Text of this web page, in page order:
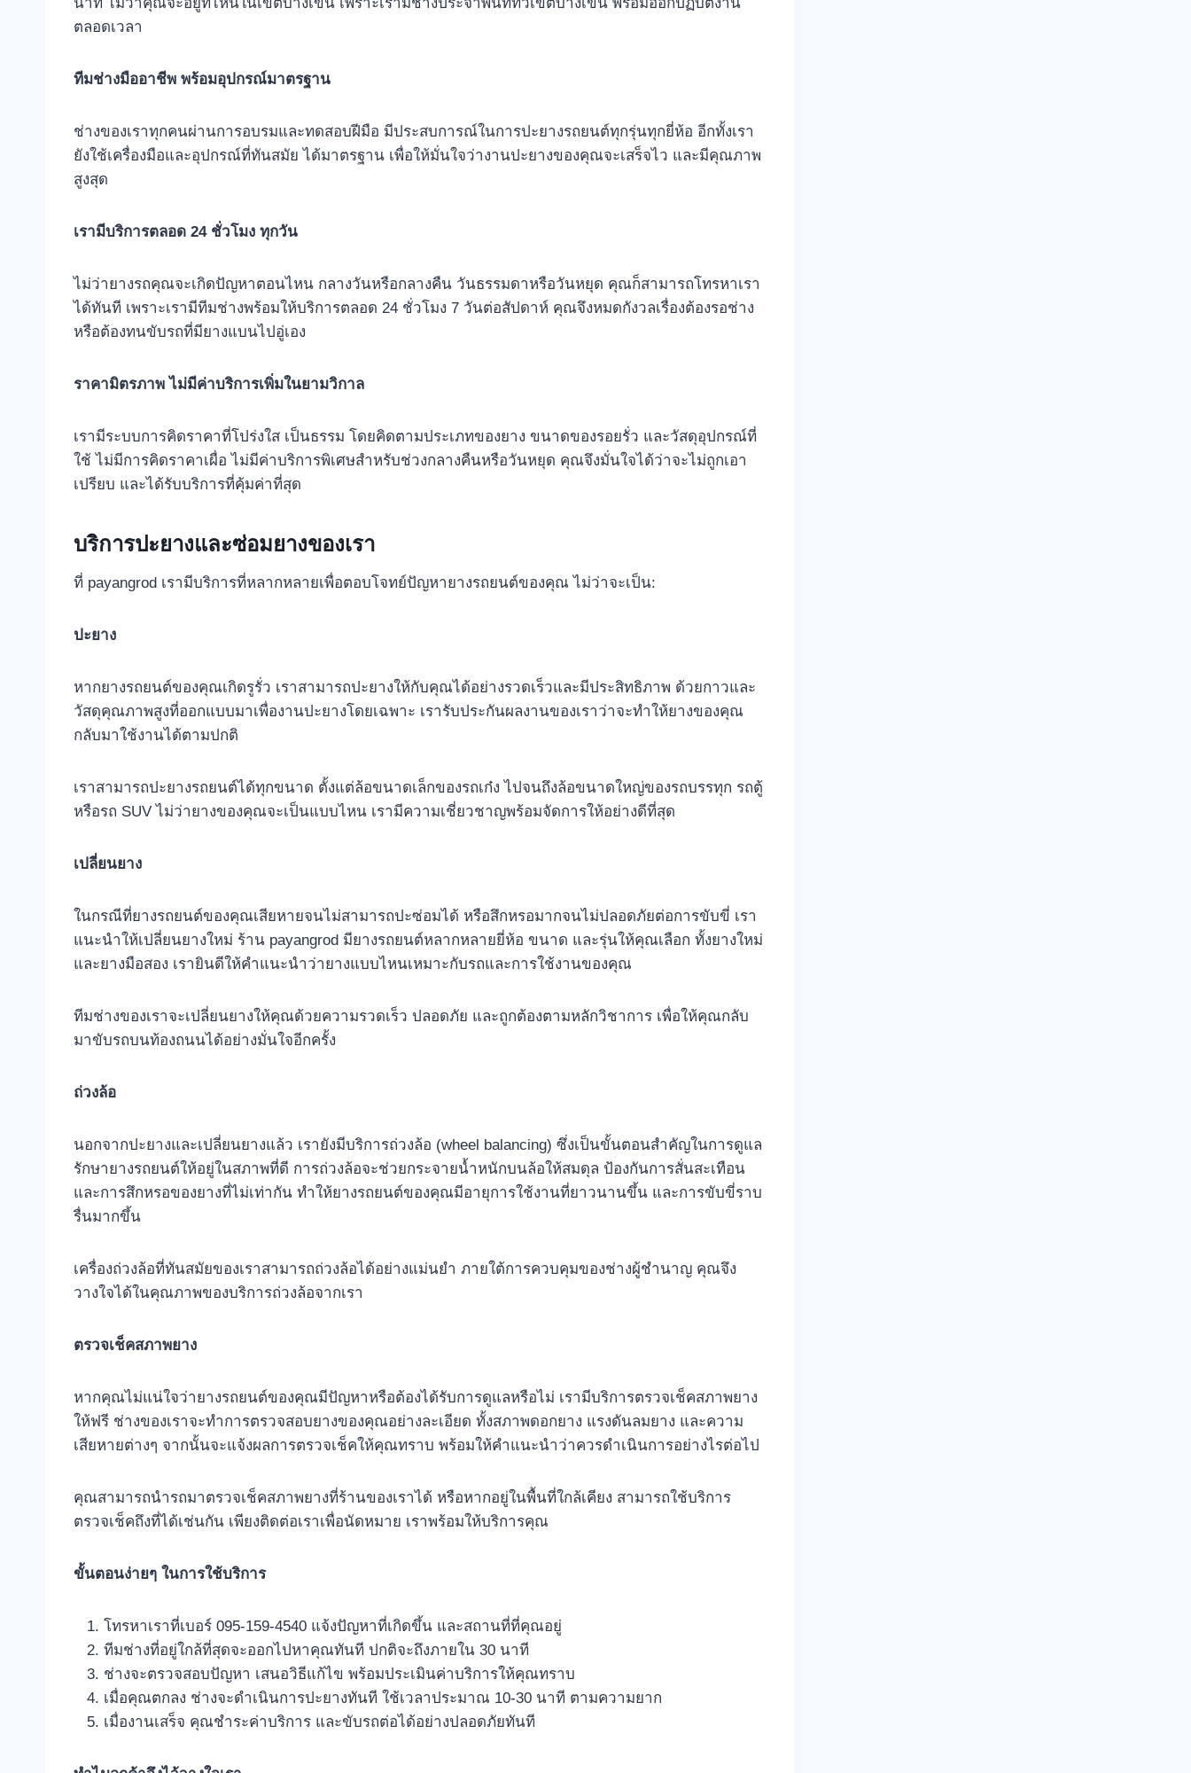
ตลอดเวลา
ทีมช่างมืออาชีพ พร้อมอุปกรณ์มาตรฐาน
ช่างของเราทุกคนผ่านการอบรมและทดสอบฝีมือ มีประสบการณ์ในการปะยางรถยนต์ทุกรุ่นทุกยี่ห้อ อีกทั้งเรา
ยังใช้เครื่องมือและอุปกรณ์ที่ทันสมัย ได้มาตรฐาน เพื่อให้มั่นใจว่างานปะยางของคุณจะเสร็จไว และมีคุณภาพ
สูงสุด
เรามีบริการตลอด 24 ชั่วโมง ทุกวัน
ไม่ว่ายางรถคุณจะเกิดปัญหาตอนไหน กลางวันหรือกลางคืน วันธรรมดาหรือวันหยุด คุณก็สามารถโทรหาเรา
ได้ทันที เพราะเรามีทีมช่างพร้อมให้บริการตลอด 24 ชั่วโมง 7 วันต่อสัปดาห์ คุณจึงหมดกังวลเรื่องต้องรอช่าง
หรือต้องทนขับรถที่มียางแบนไปอู่เอง
ราคามิตรภาพ ไม่มีค่าบริการเพิ่มในยามวิกาล
เรามีระบบการคิดราคาที่โปร่งใส เป็นธรรม โดยคิดตามประเภทของยาง ขนาดของรอยรั่ว และวัสดุอุปกรณ์ที่
ใช้ ไม่มีการคิดราคาเผื่อ ไม่มีค่าบริการพิเศษสำหรับช่วงกลางคืนหรือวันหยุด คุณจึงมั่นใจได้ว่าจะไม่ถูกเอา
เปรียบ และได้รับบริการที่คุ้มค่าที่สุด
บริการปะยางและซ่อมยางของเรา
ที่ payangrod เรามีบริการที่หลากหลายเพื่อตอบโจทย์ปัญหายางรถยนต์ของคุณ ไม่ว่าจะเป็น:
ปะยาง
หากยางรถยนต์ของคุณเกิดรูรั่ว เราสามารถปะยางให้กับคุณได้อย่างรวดเร็วและมีประสิทธิภาพ ด้วยกาวและ
วัสดุคุณภาพสูงที่ออกแบบมาเพื่องานปะยางโดยเฉพาะ เรารับประกันผลงานของเราว่าจะทำให้ยางของคุณ
กลับมาใช้งานได้ตามปกติ
เราสามารถปะยางรถยนต์ได้ทุกขนาด ตั้งแต่ล้อขนาดเล็กของรถเก๋ง ไปจนถึงล้อขนาดใหญ่ของรถบรรทุก รถตู้
หรือรถ SUV ไม่ว่ายางของคุณจะเป็นแบบไหน เรามีความเชี่ยวชาญพร้อมจัดการให้อย่างดีที่สุด
เปลี่ยนยาง
ในกรณีที่ยางรถยนต์ของคุณเสียหายจนไม่สามารถปะซ่อมได้ หรือสึกหรอมากจนไม่ปลอดภัยต่อการขับขี่ เรา
แนะนำให้เปลี่ยนยางใหม่ ร้าน payangrod มียางรถยนต์หลากหลายยี่ห้อ ขนาด และรุ่นให้คุณเลือก ทั้งยางใหม่
และยางมือสอง เรายินดีให้คำแนะนำว่ายางแบบไหนเหมาะกับรถและการใช้งานของคุณ
ทีมช่างของเราจะเปลี่ยนยางให้คุณด้วยความรวดเร็ว ปลอดภัย และถูกต้องตามหลักวิชาการ เพื่อให้คุณกลับ
มาขับรถบนท้องถนนได้อย่างมั่นใจอีกครั้ง
ถ่วงล้อ
นอกจากปะยางและเปลี่ยนยางแล้ว เรายังมีบริการถ่วงล้อ (wheel balancing) ซึ่งเป็นขั้นตอนสำคัญในการดูแล
รักษายางรถยนต์ให้อยู่ในสภาพที่ดี การถ่วงล้อจะช่วยกระจายน้ำหนักบนล้อให้สมดุล ป้องกันการสั่นสะเทือน
และการสึกหรอของยางที่ไม่เท่ากัน ทำให้ยางรถยนต์ของคุณมีอายุการใช้งานที่ยาวนานขึ้น และการขับขี่ราบ
รื่นมากขึ้น
เครื่องถ่วงล้อที่ทันสมัยของเราสามารถถ่วงล้อได้อย่างแม่นยำ ภายใต้การควบคุมของช่างผู้ชำนาญ คุณจึง
วางใจได้ในคุณภาพของบริการถ่วงล้อจากเรา
ตรวจเช็คสภาพยาง
หากคุณไม่แน่ใจว่ายางรถยนต์ของคุณมีปัญหาหรือต้องได้รับการดูแลหรือไม่ เรามีบริการตรวจเช็คสภาพยาง
ให้ฟรี ช่างของเราจะทำการตรวจสอบยางของคุณอย่างละเอียด ทั้งสภาพดอกยาง แรงดันลมยาง และความ
เสียหายต่างๆ จากนั้นจะแจ้งผลการตรวจเช็คให้คุณทราบ พร้อมให้คำแนะนำว่าควรดำเนินการอย่างไรต่อไป
คุณสามารถนำรถมาตรวจเช็คสภาพยางที่ร้านของเราได้ หรือหากอยู่ในพื้นที่ใกล้เคียง สามารถใช้บริการ
ตรวจเช็คถึงที่ได้เช่นกัน เพียงติดต่อเราเพื่อนัดหมาย เราพร้อมให้บริการคุณ
ขั้นตอนง่ายๆ ในการใช้บริการ
โทรหาเราที่เบอร์ 095-159-4540 แจ้งปัญหาที่เกิดขึ้น และสถานที่ที่คุณอยู่
ทีมช่างที่อยู่ใกล้ที่สุดจะออกไปหาคุณทันที ปกติจะถึงภายใน 30 นาที
ช่างจะตรวจสอบปัญหา เสนอวิธีแก้ไข พร้อมประเมินค่าบริการให้คุณทราบ
เมื่อคุณตกลง ช่างจะดำเนินการปะยางทันที ใช้เวลาประมาณ 10-30 นาที ตามความยาก
เมื่องานเสร็จ คุณชำระค่าบริการ และขับรถต่อได้อย่างปลอดภัยทันที